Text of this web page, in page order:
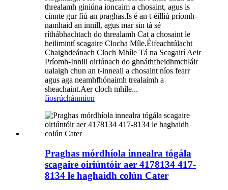
threalamh giniúna ioncaim a chosaint, agus is
cinnte gur fiú an praghas.Is é an t-éilliú príomh-
namhaid an innill, agus mar sin tá sé
ríthábhachtach do threalamh Cat a chosaint le
heilimintí scagaire Clocha Míle.Éifeachtúlacht
Chaighdeánach Cloch Mhíle Tá na Scagairí Aeir
Príomh-Innill oiriúnach do ghnáthfheidhmchláir
ualaigh chun an t-inneall a chosaint níos fearr
agus aga neamhfhónaimh trealaimh a
sheachaint.Aer cloch mhíle...
fiosrúchánmion
Praghas mórdhíola innealra tógála
scagaire oiriúntóir aer 4178134 417-
8134 le haghaidh colún Cater